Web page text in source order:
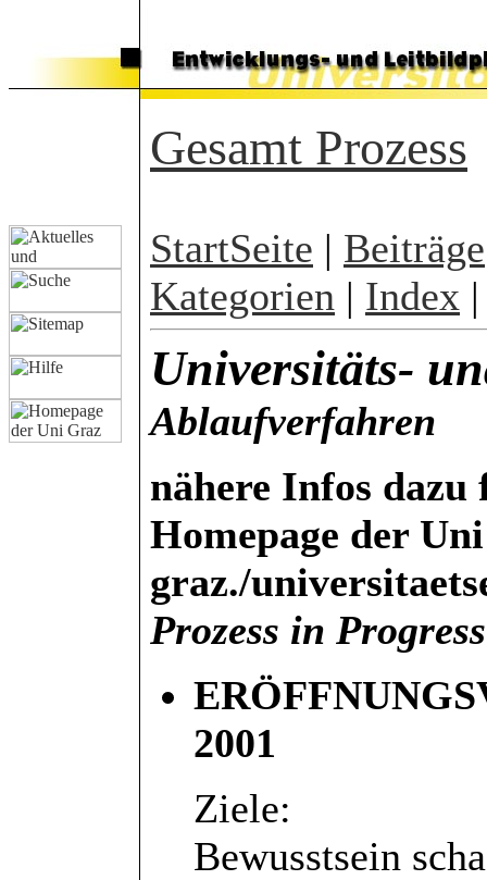
Gesamt Prozess
StartSeite | Beiträge
Kategorien | Index
Universitäts-
Ablaufverfahren
nähere Infos dazu
Homepage der
graz./
Prozess in Progress
2001
Ziele:
Bewusstsein